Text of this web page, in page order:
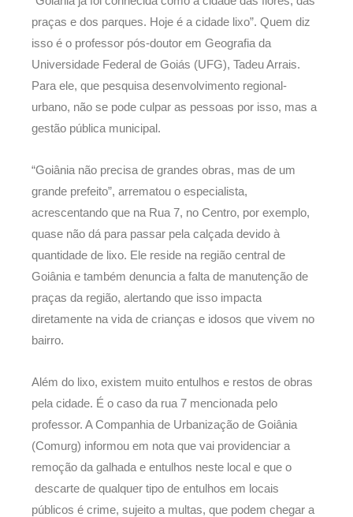
praças e dos parques. Hoje é a cidade lixo”. Quem diz
isso é o professor pós-doutor em Geografia da
Universidade Federal de Goiás (UFG), Tadeu Arrais.
Para ele, que pesquisa desenvolvimento regional-
urbano, não se pode culpar as pessoas por isso, mas a
gestão pública municipal.
“Goiânia não precisa de grandes obras, mas de um
grande prefeito”, arrematou o especialista,
acrescentando que na Rua 7, no Centro, por exemplo,
quase não dá para passar pela calçada devido à
quantidade de lixo. Ele reside na região central de
Goiânia e também denuncia a falta de manutenção de
praças da região, alertando que isso impacta
diretamente na vida de crianças e idosos que vivem no
bairro.
Além do lixo, existem muito entulhos e restos de obras
pela cidade. É o caso da rua 7 mencionada pelo
professor. A Companhia de Urbanização de Goiânia
(Comurg) informou em nota que vai providenciar a
remoção da galhada e entulhos neste local e que o
descarte de qualquer tipo de entulhos em locais
públicos é crime, sujeito a multas, que podem chegar a